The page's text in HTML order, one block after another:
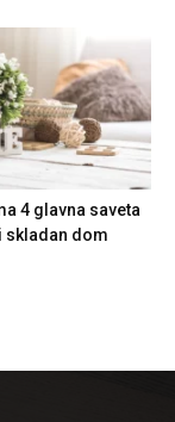
4 glavna saveta
skladan dom